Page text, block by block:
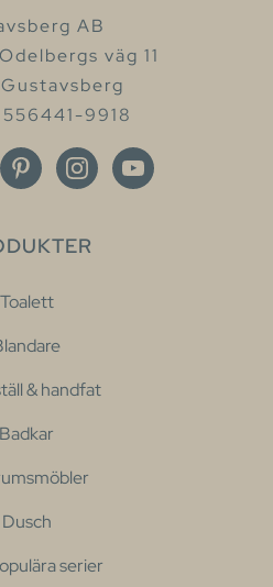
AB
väg 11
9918
Toalett
& handfat
Badkar
Dusch
serier